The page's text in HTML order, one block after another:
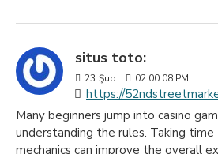
situs toto:
23 Şub 02:00:08 PM
https://
Many beginners jump into casino
understanding the rules. Taking
mechanics can improve the overall